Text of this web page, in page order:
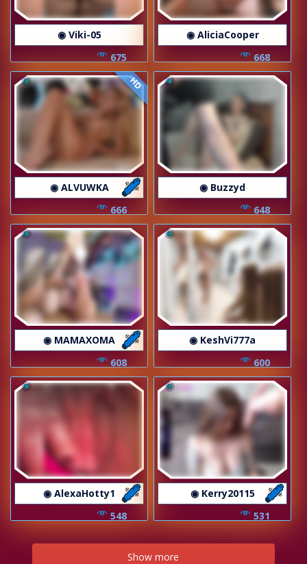
◉ Viki-05
675
◉ AliciaCooper
668
HD
◉ ALVUWKA
666
◉ Buzzyd
648
◉ MAMAXOMA
608
◉ KeshVi777a
600
◉ AlexaHotty1
548
◉ Kerry20115
531
Show more